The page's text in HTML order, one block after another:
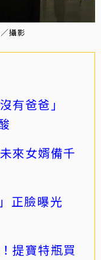
攝影
有爸爸」
來女婿備千
正臉曝光
提寶特瓶買